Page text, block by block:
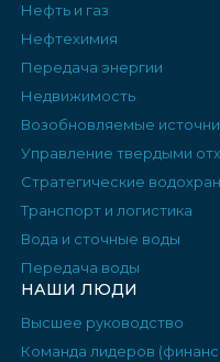
Нефть и газ
Нефтехимия
Передача энергии
Недвижимость
Возобновляемые
Управление твердыми
Стратегические
Транспорт и логистика
Вода и сточные воды
Передача воды
НАШИ ЛЮДИ
Высшее руководство
Команда лидеров